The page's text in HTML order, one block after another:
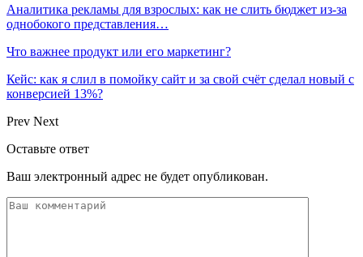
Аналитика рекламы для взрослых: как не слить бюджет из-за
однобокого представления…
Что важнее продукт или его маркетинг?
Кейс: как я слил в помойку сайт и за свой счёт сделал новый с
конверсией 13%?
Prev Next
Оставьте ответ
Ваш электронный адрес не будет опубликован.